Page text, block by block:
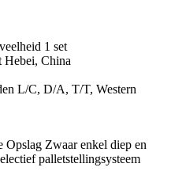
1 set
Hebei, China
L/C, D/A, T/T, Western